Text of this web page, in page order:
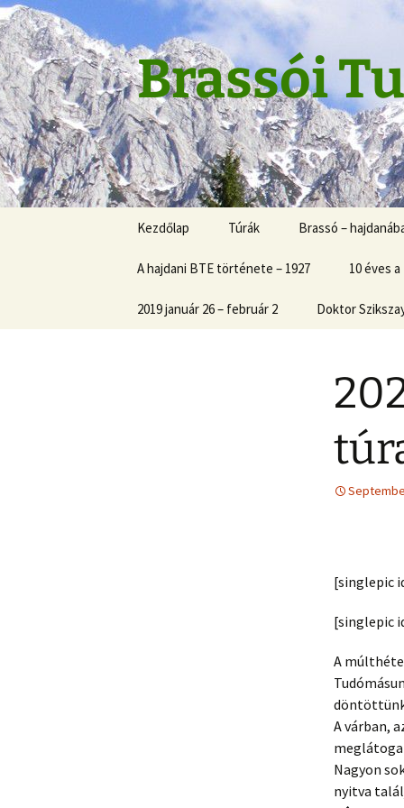
Skip
to
content
Brassói
Kezdőlap Túrák Brassó –
A hajdani BTE története – 1927 10 éves
2019 január 26 – február 2 Doktor
[singlepic
[singlepic
A
A várban,
Nagyon
nyitva